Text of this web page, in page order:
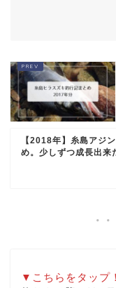
【2018年】糸島アジ
め。少しずつ成長出来
▼こちらをタップ！